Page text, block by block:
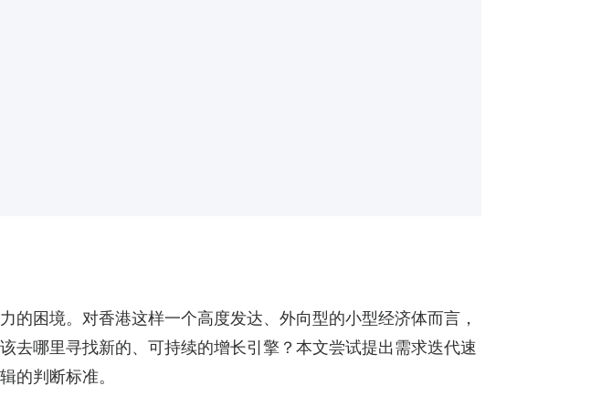
困境。对香港这样一个高度发达、外向型的小型经济体而言，
去哪里寻找新的、可持续的增长引擎？本文尝试提出需求迭代速
的判断标准。